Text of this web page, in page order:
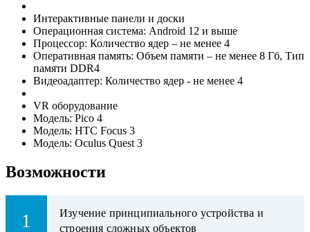
Интерактивные панели и доски
Операционная система: Android 12 и выше
Процессор: Количество ядер – не менее 4
Оперативная память: Объем памяти – не менее 8 Гб, Тип
памяти DDR4
Видеоадаптер: Количество ядер - не менее 4
VR оборудование
Модель: Pico 4
Модель: HTC Focus 3
Модель: Oculus Quest 3
Возможности
1
Изучение принципиального устройства и
строения сложных объектов